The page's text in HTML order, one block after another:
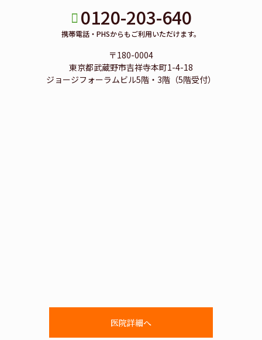
0120-203-640
携帯電話・PHSからもご利用いただけます。
〒180-0004
東京都武蔵野市吉祥寺本町1-4-18
ジョージフォーラムビル5階・3階（5階受付）
医院詳細へ